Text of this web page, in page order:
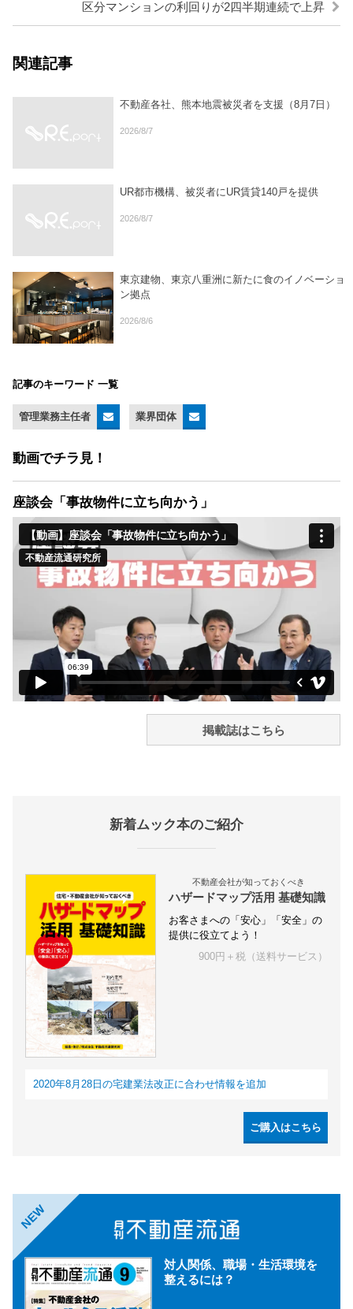
区分マンションの利回りが2四半期連続で上昇
関連記事
不動産各社、熊本地震被災者を支援（8月7日）
2026/8/7
UR都市機構、被災者にUR賃貸140戸を提供
2026/8/7
東京建物、東京八重洲に新たに食のイノベーショ
ン拠点
2026/8/6
記事のキーワード 一覧
管理業務主任者 業界団体
動画でチラ見！
座談会「事故物件に立ち向かう」
掲載誌はこちら
新着ムック本のご紹介
不動産会社が知っておくべき
ハザードマップ活用 基礎知識
お客さまへの「安心」「安全」の
提供に役立てよう！
900円＋税（送料サービス）
2020年8月28日の宅建業法改正に合わせ情報を追加
ご購入はこちら
NEW
対人関係、職場・生活環境を
整えるには？